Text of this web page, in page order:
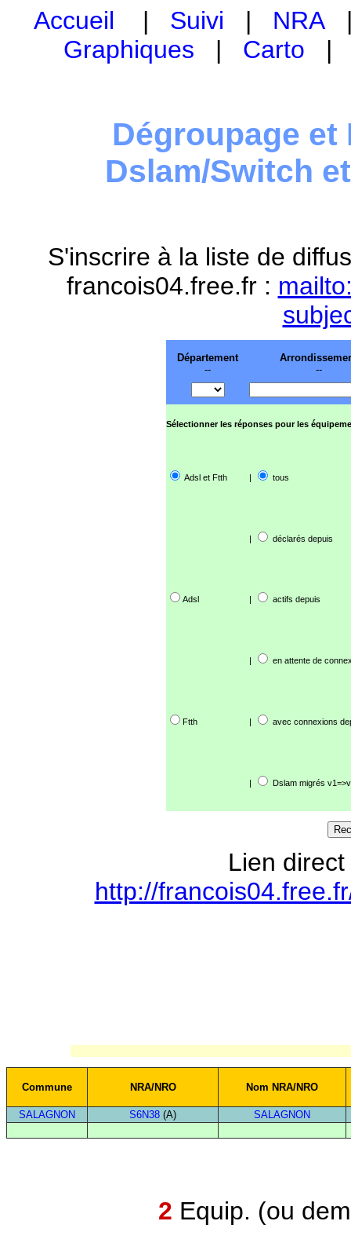
Accueil | Suivi | NRA
Graphiques | Carto
Dégroupage et
Dslam/Switch
S'inscrire à la liste de
francois04.free.fr :
Département
--
--
Sélectionner les réponses pour les
Adsl et Ftth | tous
| déclarés depuis
Adsl | actifs depuis
| en attente de
Ftth | avec connexions
| Dslam migrés
Lien
http://
Commune NRA/NRO Nom NRA/NRO
SALAGNON S6N38 (A) SALAGNON
2 Equip. (ou